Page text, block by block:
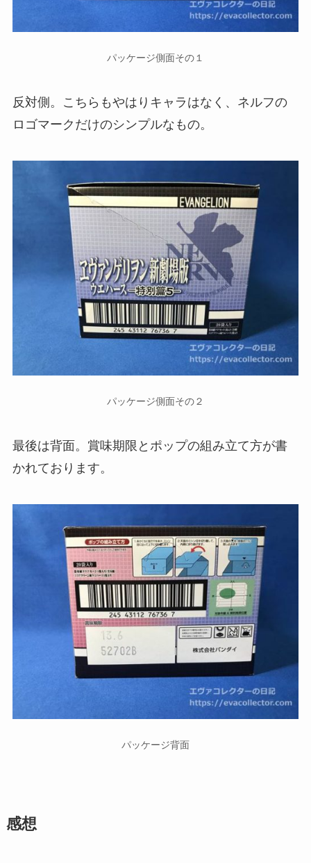
パッケージ側面その１
反対側。こちらもやはりキャラはなく、ネルフの
ロゴマークだけのシンプルなもの。
パッケージ側面その２
最後は背面。賞味期限とポップの組み立て方が書
かれております。
パッケージ背面
感想